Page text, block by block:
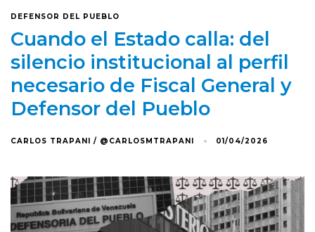
DEFENSOR DEL PUEBLO
Cuando el Estado calla: del
silencio institucional al perfil
necesario de Fiscal General y
Defensor del Pueblo
CARLOS TRAPANI / @CARLOSMTRAPANI 01/04/2026